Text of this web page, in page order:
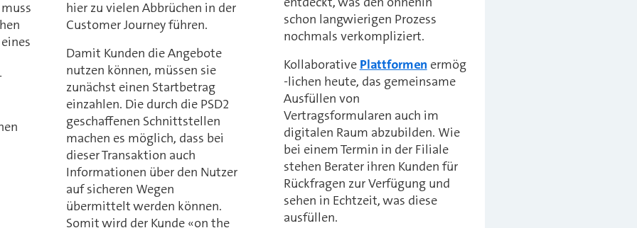
hier zu vielen Abbrüchen in der
Customer Journey führen.
Damit Kunden die Angebote
nutzen können, müssen sie
zunächst einen Startbetrag
einzahlen. Die durch die PSD2
geschaffenen Schnittstellen
machen es möglich, dass bei
dieser Transaktion auch
Informationen über den Nutzer
auf sicheren Wegen
übermittelt werden können.
Somit wird der Kunde «on the
schon langwierigen Prozess
nochmals verkompliziert.
Kollaborative Plattformen ermög
-lichen heute, das gemeinsame
Ausfüllen von
Vertragsformularen auch im
digitalen Raum abzubilden. Wie
bei einem Termin in der Filiale
stehen Berater ihren Kunden für
Rückfragen zur Verfügung und
sehen in Echtzeit, was diese
ausfüllen.